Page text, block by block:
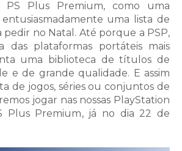
PS Plus Premium, como uma
uma lista de
pedir no Natal. Até porque a PSP,
das plataformas portáteis mais
uma biblioteca de títulos de
e de grande qualidade. E assim
de jogos, séries ou conjuntos de
jogar nas nossas PlayStation
Plus Premium, já no dia 22 de